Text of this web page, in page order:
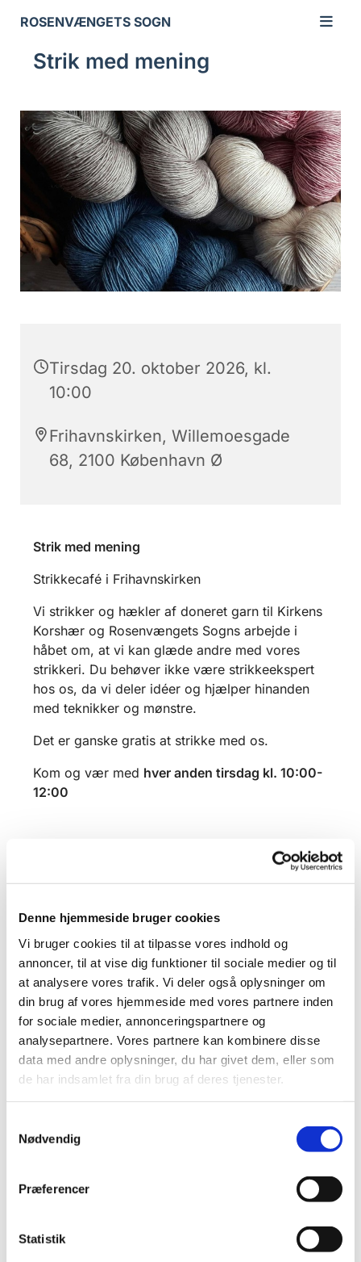
Denne hjemmeside bruger cookies
Vi bruger cookies til at tilpasse vores indhold og
annoncer, til at vise dig funktioner til sociale medier og til
at analysere vores trafik. Vi deler også oplysninger om
din brug af vores hjemmeside med vores partnere inden
for sociale medier, annonceringspartnere og
analysepartnere. Vores partnere kan kombinere disse
data med andre oplysninger, du har givet dem, eller som
de har indsamlet fra din brug af deres tjenester.
Nødvendig
Præferencer
Statistik
ROSENVÆNGETS SOGN
Strik med mening
Tirsdag 20. oktober 2026, kl.
10:00
Frihavnskirken, Willemoesgade
68, 2100 København Ø
Strik med mening
Strikkecafé i Frihavnskirken
Vi strikker og hækler af doneret garn til Kirkens
Korshær og Rosenvængets Sogns arbejde i
håbet om, at vi kan glæde andre med vores
strikkeri. Du behøver ikke være strikkeekspert
hos os, da vi deler idéer og hjælper hinanden
med teknikker og mønstre.
Det er ganske gratis at strikke med os.
Kom og vær med hver anden tirsdag kl. 10:00-
12:00
Du vil måske også kunne